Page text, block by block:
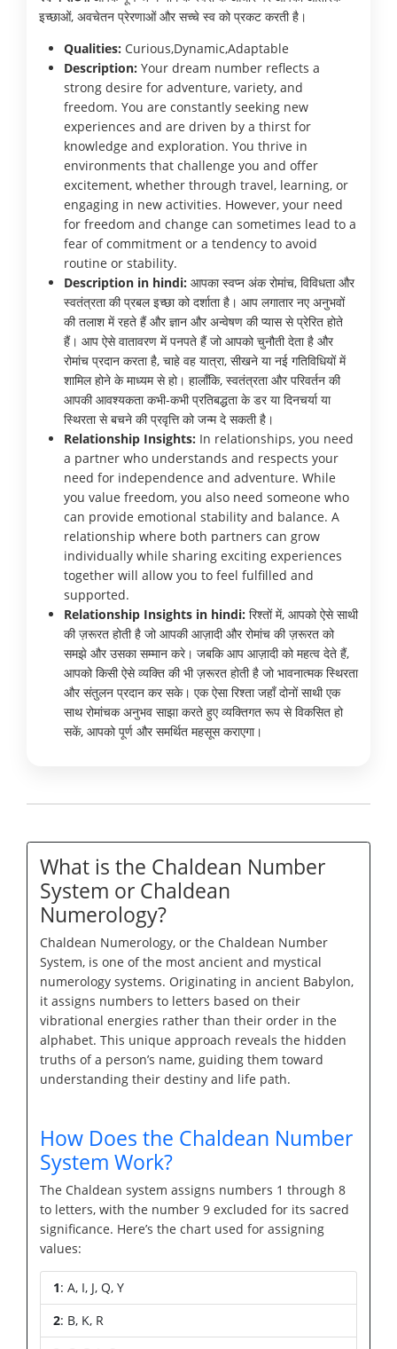
इच्छाओं, अवचेतन प्रेरणाओं और सच्चे स्व को प्रकट करती है।
Qualities: Curious,Dynamic,Adaptable
Description: Your dream number reflects a
strong desire for adventure, variety, and
freedom. You are constantly seeking new
experiences and are driven by a thirst for
knowledge and exploration. You thrive in
environments that challenge you and offer
excitement, whether through travel, learning, or
engaging in new activities. However, your need
for freedom and change can sometimes lead to a
fear of commitment or a tendency to avoid
routine or stability.
Description in hindi: आपका स्वप्न अंक रोमांच, विविधता और
स्वतंत्रता की प्रबल इच्छा को दर्शाता है। आप लगातार नए अनुभवों
की तलाश में रहते हैं और ज्ञान और अन्वेषण की प्यास से प्रेरित होते
हैं। आप ऐसे वातावरण में पनपते हैं जो आपको चुनौती देता है और
रोमांच प्रदान करता है, चाहे वह यात्रा, सीखने या नई गतिविधियों में
शामिल होने के माध्यम से हो। हालाँकि, स्वतंत्रता और परिवर्तन की
आपकी आवश्यकता कभी-कभी प्रतिबद्धता के डर या दिनचर्या या
स्थिरता से बचने की प्रवृत्ति को जन्म दे सकती है।
Relationship Insights: In relationships, you need
a partner who understands and respects your
need for independence and adventure. While
you value freedom, you also need someone who
can provide emotional stability and balance. A
relationship where both partners can grow
individually while sharing exciting experiences
together will allow you to feel fulfilled and
supported.
Relationship Insights in hindi: रिश्तों में, आपको ऐसे साथी
की ज़रूरत होती है जो आपकी आज़ादी और रोमांच की ज़रूरत को
समझे और उसका सम्मान करे। जबकि आप आज़ादी को महत्व देते हैं,
आपको किसी ऐसे व्यक्ति की भी ज़रूरत होती है जो भावनात्मक स्थिरता
और संतुलन प्रदान कर सके। एक ऐसा रिश्ता जहाँ दोनों साथी एक
साथ रोमांचक अनुभव साझा करते हुए व्यक्तिगत रूप से विकसित हो
सकें, आपको पूर्ण और समर्थित महसूस कराएगा।
What is the Chaldean Number
System or Chaldean
Numerology?
Chaldean Numerology, or the Chaldean Number
System, is one of the most ancient and mystical
numerology systems. Originating in ancient Babylon,
it assigns numbers to letters based on their
vibrational energies rather than their order in the
alphabet. This unique approach reveals the hidden
truths of a person’s name, guiding them toward
understanding their destiny and life path.
How Does the Chaldean Number
System Work?
The Chaldean system assigns numbers 1 through 8
to letters, with the number 9 excluded for its sacred
significance. Here’s the chart used for assigning
values:
1: A, I, J, Q, Y
2: B, K, R